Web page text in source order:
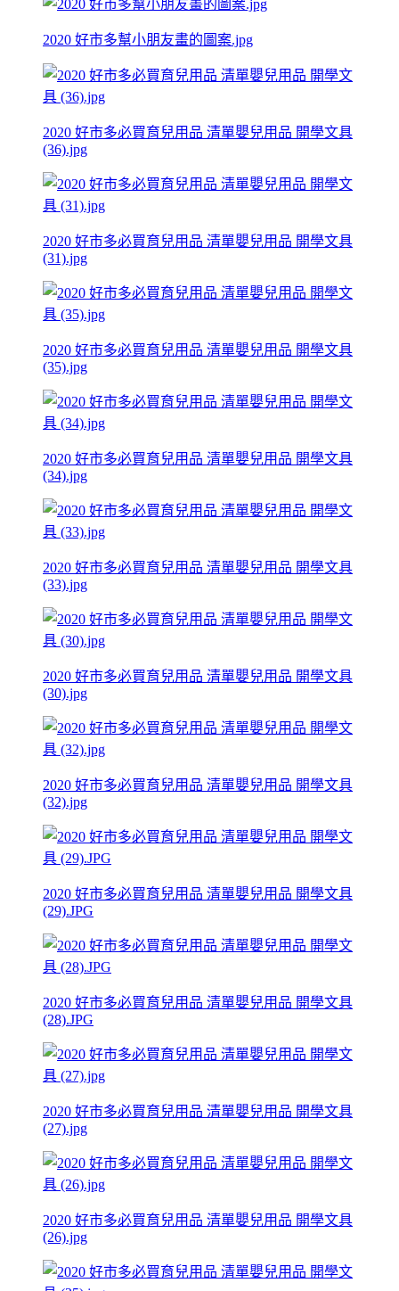
2020 好市多幫小朋友畫的圖案.jpg
2020 好市多必買育兒用品 清單嬰兒用品 開學文具
(36).jpg
2020 好市多必買育兒用品 清單嬰兒用品 開學文具
(31).jpg
2020 好市多必買育兒用品 清單嬰兒用品 開學文具
(35).jpg
2020 好市多必買育兒用品 清單嬰兒用品 開學文具
(34).jpg
2020 好市多必買育兒用品 清單嬰兒用品 開學文具
(33).jpg
2020 好市多必買育兒用品 清單嬰兒用品 開學文具
(30).jpg
2020 好市多必買育兒用品 清單嬰兒用品 開學文具
(32).jpg
2020 好市多必買育兒用品 清單嬰兒用品 開學文具
(29).JPG
2020 好市多必買育兒用品 清單嬰兒用品 開學文具
(28).JPG
2020 好市多必買育兒用品 清單嬰兒用品 開學文具
(27).jpg
2020 好市多必買育兒用品 清單嬰兒用品 開學文具
(26).jpg